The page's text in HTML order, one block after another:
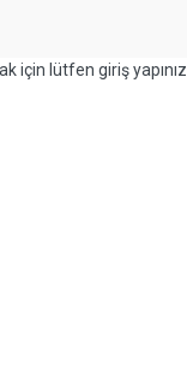
için lütfen giriş yapınız.